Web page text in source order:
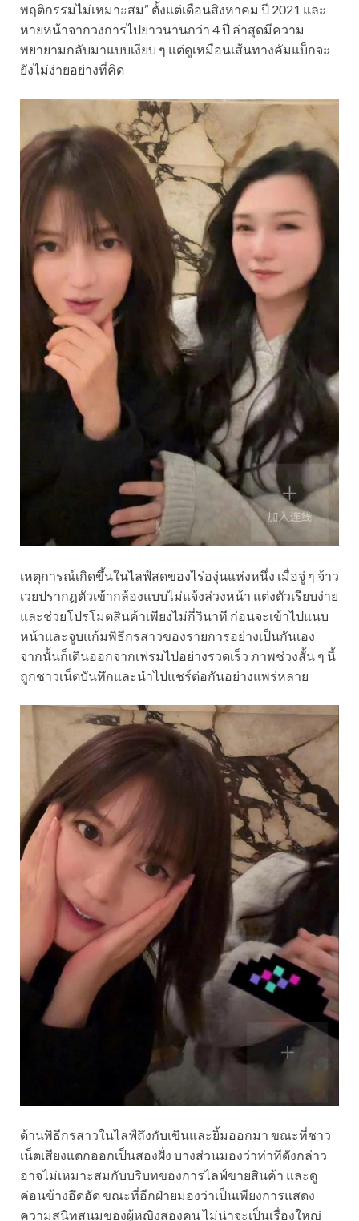
พฤติกรรมไม่เหมาะสม” ตั้งแต่เดือนสิงหาคม ปี 2021 และ
หายหน้าจากวงการไปยาวนานกว่า 4 ปี ล่าสุดมีความ
พยายามกลับมาแบบเงียบ ๆ แต่ดูเหมือนเส้นทางคัมแบ็กจะ
ยังไม่ง่ายอย่างที่คิด
เหตุการณ์เกิดขึ้นในไลฟ์สดของไร่องุ่นแห่งหนึ่ง เมื่อจู่ ๆ จ้าว
เวยปรากฏตัวเข้ากล้องแบบไม่แจ้งล่วงหน้า แต่งตัวเรียบง่าย
และช่วยโปรโมตสินค้าเพียงไม่กี่วินาที ก่อนจะเข้าไปแนบ
หน้าและจูบแก้มพิธีกรสาวของรายการอย่างเป็นกันเอง
จากนั้นก็เดินออกจากเฟรมไปอย่างรวดเร็ว ภาพช่วงสั้น ๆ นี้
ถูกชาวเน็ตบันทึกและนำไปแชร์ต่อกันอย่างแพร่หลาย
ด้านพิธีกรสาวในไลฟ์ถึงกับเขินและยิ้มออกมา ขณะที่ชาว
เน็ตเสียงแตกออกเป็นสองฝั่ง บางส่วนมองว่าท่าทีดังกล่าว
อาจไม่เหมาะสมกับบริบทของการไลฟ์ขายสินค้า และดู
ค่อนข้างอึดอัด ขณะที่อีกฝ่ายมองว่าเป็นเพียงการแสดง
ความสนิทสนมของผู้หญิงสองคน ไม่น่าจะเป็นเรื่องใหญ่